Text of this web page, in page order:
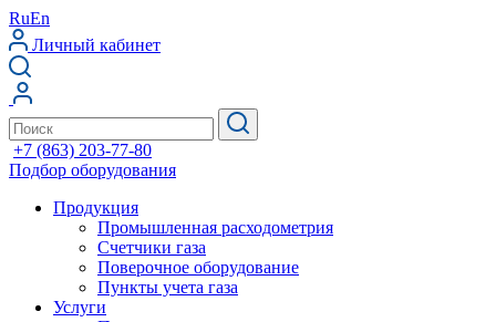
RuEn
Личный кабинет
+7 (863) 203-77-80
Подбор оборудования
Продукция
Промышленная расходометрия
Счетчики газа
Поверочное оборудование
Пункты учета газа
Услуги